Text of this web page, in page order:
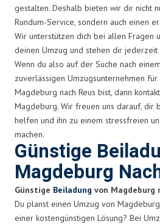
gestalten. Deshalb bieten wir dir nicht
Rundum-Service, sondern auch einen
Wir unterstützen dich bei allen Fragen
deinen Umzug und stehen dir jederzeit
Wenn du also auf der Suche nach
zuverlässigen Umzugsunternehmen
Magdeburg nach Reus bist, dann
Magdeburg. Wir freuen uns darauf, dir
helfen und ihn zu einem stressfreien
machen.
Günstige
Magdeburg
Günstige Beiladung von Magdeburg
Du planst einen Umzug von Magdeburg
einer kostengünstigen Lösung? Bei